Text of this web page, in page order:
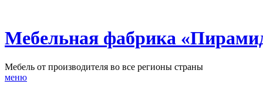
Мебельная фабрика
Мебель от производителя во все регионы страны
меню